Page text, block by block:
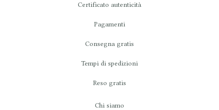
Certificato autenticità
Pagamenti
Consegna gratis
Tempi di spedizioni
Reso gratis
Chi siamo